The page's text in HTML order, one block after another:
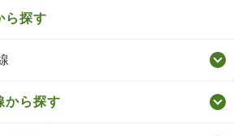
ら探す
から探す